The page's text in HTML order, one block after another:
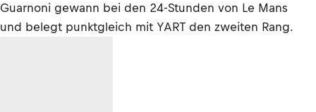
Guarnoni gewann bei den 24-Stunden von Le Mans
und belegt punktgleich mit YART den zweiten Rang.